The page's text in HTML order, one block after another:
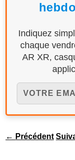
Indiquez
chaque
AR XR,
← Précédent